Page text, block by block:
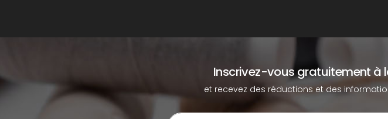
Inscrivez-vous gratuitement à
et recevez des réductions et des